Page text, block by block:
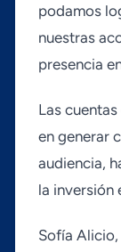
podamos
nuestras
presencia
Las
en generar
audiencia,
la inversión
Sofí­a